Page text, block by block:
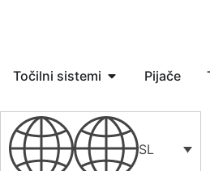
Točilni sistemi Pijače
SL